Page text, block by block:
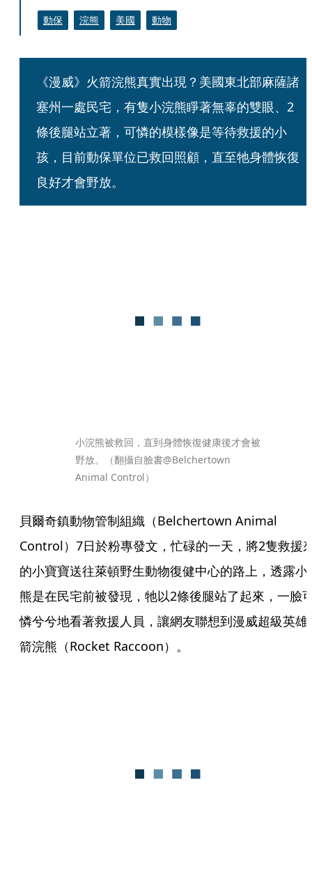
動保 浣熊 美國 動物
《漫威》火箭浣熊真實出現？美國東北部麻薩諸
塞州一處民宅，有隻小浣熊睜著無辜的雙眼、2
條後腿站立著，可憐的模樣像是等待救援的小
孩，目前動保單位已救回照顧，直至牠身體恢復
良好才會野放。
小浣熊被救回，直到身體恢復健康後才會被
野放。（翻攝自臉書@Belchertown
Animal Control）
貝爾奇鎮動物管制組織（Belchertown Animal
Control）7日於粉專發文，忙碌的一天，將2隻救援
的小寶寶送往萊頓野生動物復健中心的路上，透露小
熊是在民宅前被發現，牠以2條後腿站了起來，一臉
憐兮兮地看著救援人員，讓網友聯想到漫威超級英雄
箭浣熊（Rocket Raccoon）。